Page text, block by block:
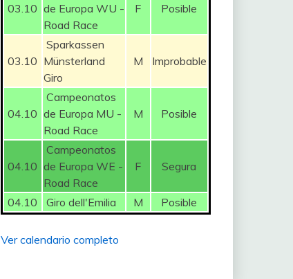
03.10 de Europa WU -
Road Race
F Posible
03.10
Sparkassen
Münsterland
Giro
M Improbable
04.10
Campeonatos
de Europa MU -
Road Race
M Posible
04.10
Campeonatos
de Europa WE -
Road Race
F Segura
04.10 Giro dell'Emilia M Posible
Ver calendario completo